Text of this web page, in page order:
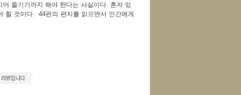
즐기기까지 해야 한다는 사실이다. 혼자 있
할 것이다. 44편의 편지를 읽으면서 인간에게